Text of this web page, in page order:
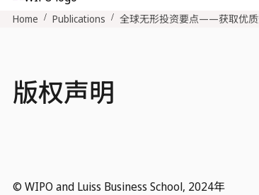
Home Publications 全球无形投资要点——获取优
版权声明
© WIPO and Luiss Business School, 2024年